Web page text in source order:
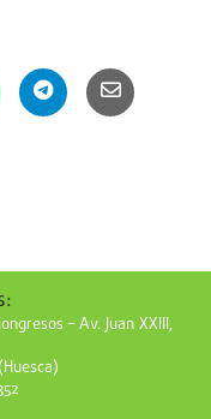
– Av. Juan XXIII,